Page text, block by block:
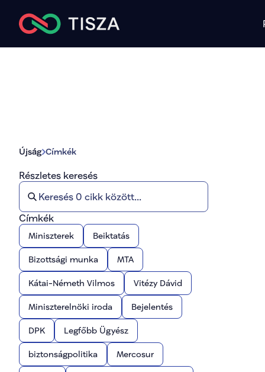
Újság Címkék
Részletes keresés
Címkék
Miniszterek Beiktatás
Bizottsági munka MTA
Kátai-Németh Vilmos Vitézy Dávid
Miniszterelnöki iroda Bejelentés
DPK Legfőbb Ügyész
biztonságpolitika Mercosur